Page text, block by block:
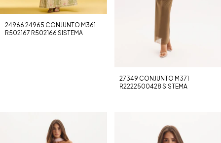
24966 24965 CONJUNTO M361
R502167 R502166 SISTEMA
27349 CONJUNTO M371
R2222500428 SISTEMA